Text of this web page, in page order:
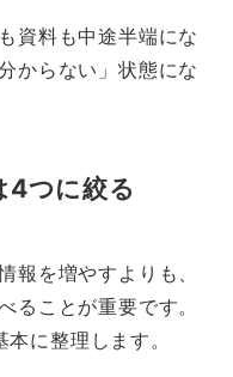
資料も中途半端にな
からない」状態にな
4つに絞る
報を増やすよりも、
ることが重要です。
に整理します。